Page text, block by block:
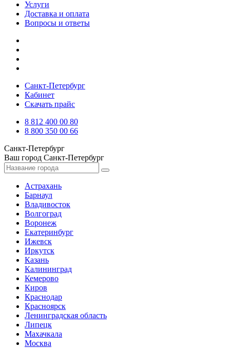
Услуги
Доставка и оплата
Вопросы и ответы
Санкт-Петербург
Кабинет
Скачать прайс
8 812 400 00 80
8 800 350 00 66
Санкт-Петербург
Ваш город Санкт-Петербург
Астрахань
Барнаул
Владивосток
Волгоград
Воронеж
Екатеринбург
Ижевск
Иркутск
Казань
Калининград
Кемерово
Киров
Краснодар
Красноярск
Ленинградская область
Липецк
Махачкала
Москва